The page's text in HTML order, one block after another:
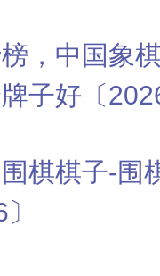
，中国象
子好〔
棋棋子-围